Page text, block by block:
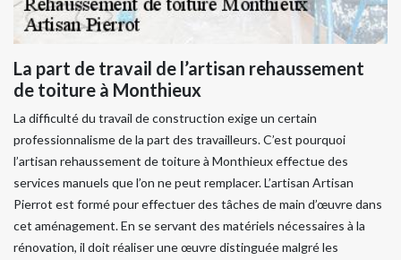
La part de travail de l’artisan rehaussement
de toiture à Monthieux
La difficulté du travail de construction exige un certain
professionnalisme de la part des travailleurs. C’est pourquoi
l’artisan rehaussement de toiture à Monthieux effectue des
services manuels que l’on ne peut remplacer. L’artisan Artisan
Pierrot est formé pour effectuer des tâches de main d’œuvre dans
cet aménagement. En se servant des matériels nécessaires à la
rénovation, il doit réaliser une œuvre distinguée malgré les